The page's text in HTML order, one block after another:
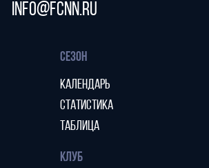
info@fcnn.ru
СЕЗОН
КАЛЕНДАРЬ
СТАТИСТИКА
ТАБЛИЦА
КЛУБ